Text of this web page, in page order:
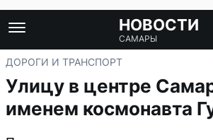
НОВОСТИ
САМАРЫ
ДОРОГИ И ТРАНСПОРТ
Улицу в центре
именем космонавта